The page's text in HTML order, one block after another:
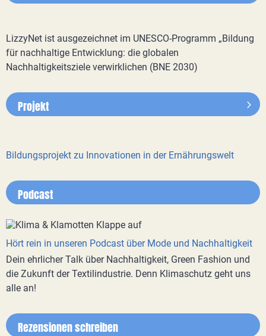
LizzyNet ist ausgezeichnet im UNESCO-Programm „Bildung
für nachhaltige Entwicklung: die globalen
Nachhaltigkeitsziele verwirklichen (BNE 2030)
Projekt
Bildungsprojekt zu Innovationen in der Ernährungswelt
Podcast
Hört rein in unseren Podcast über Mode und Nachhaltigkeit
Dein ehrlicher Talk über Nachhaltigkeit, Green Fashion und
die Zukunft der Textilindustrie. Denn Klimaschutz geht uns
alle an!
Rezensionen schreiben